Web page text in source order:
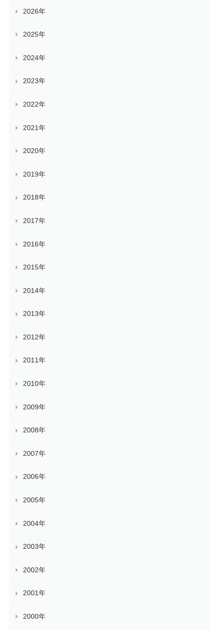
2026年
2025年
2024年
2023年
2022年
2021年
2020年
2019年
2018年
2017年
2016年
2015年
2014年
2013年
2012年
2011年
2010年
2009年
2008年
2007年
2006年
2005年
2004年
2003年
2002年
2001年
2000年